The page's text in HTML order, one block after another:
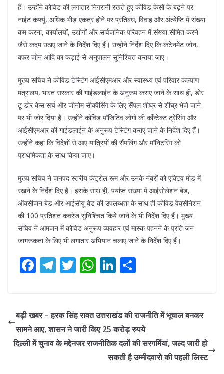
हैं। उन्होंने कोविड की लगातार निगरानी रखते हुए कोविड केसों के बढ़ने पर
नाईट कर्फ्यू, अधिक भीड़ एकत्र होने पर प्रतिबंध, विवाह और अंत्येष्टि में संख्या
कम करना, कार्यालयों, उद्योगों और सार्वजनिक परिवहन में संख्या सीमित करने
जैसे कदम उठाए जाने के निर्देश दिए हैं। उन्होंने निर्देश दिए कि कंटेनमेंट जोन,
बफर जोन आदि का कड़ाई से अनुपालन सुनिश्चित कराया जाए।
मुख्य सचिव ने कोविड टेस्टिंग आईसीएमआर और स्वास्थ्य एवं परिवार कल्याण
मंत्रालय, भारत सरकार की गाईडलाईन के अनुरूप कराए जाने के साथ ही, डोर
टू डोर केस सर्च और जीनोम सीक्वेंसिंग के लिए सैंपल शीघ्र से शीघ्र भेजे जाने
पर भी जोर दिया है। उन्होंने कोविड पॉजिटिव लोगों की कॉंन्टेक्ट ट्रेसिंग और
आईसीएमआर की गाईडलाईन के अनुरूप टेस्टिंग कराए जाने के निर्देश दिए हैं।
उन्होंने कहा कि विदेशों से आए यात्रियों की सैंपलिंग और मॉनिटरिंग को
प्राथमिकता के साथ किया जाए।
मुख्य सचिव ने जनपद स्तरीय कंट्रोल रूम और उनके नंबरों को एक्टिव मोड में
रखने के निर्देश दिए हैं। इसके साथ ही, पर्याप्त संख्या में आईसोलेशन बेड,
ऑक्सीजन बेड और आईसीयू बेड की उपलब्धता के साथ ही कोविड वैक्सीनेशन
की 100 प्रतिशत कवरेज सुनिश्चित किये जाने के भी निर्देश दिए हैं। मुख्य
सचिव ने आमजन में कोविड अनुरूप व्यवहार एवं मास्क पहनने के प्रति जन-
जागरूकता के लिए भी लगातार अभियान चलाए जाने के निर्देश दिए हैं।
F
b
o
o
T
gr
a
m
T
er
W
s
A
p
Li
e
dI
n
e
बड़ी खबर – हरक सिंह रावत उत्तराखंड की राजनीति में भूचाल बनकर
सामने आए, शासन ने जारी किए 25 करोड़ रुपये
दिल्ली में चुनाव के मद्देनजर राजनीतिक दलों की सरगर्मियां, जल्द जारी हो
सकती है उम्मीदवारो की पहली लिस्ट